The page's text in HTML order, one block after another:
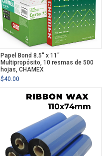
Papel Bond 8.5″ x 11″
Multipropósito, 10 resmas de 500
hojas, CHAMEX
$40.00